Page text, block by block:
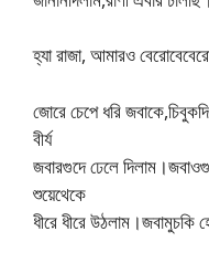
হ্যা রাজা, আমারও
জোরে চেপে ধরি
বীর্য
জবারগুদে ঢেলে
শুয়েথেকে
ধীরে ধীরে